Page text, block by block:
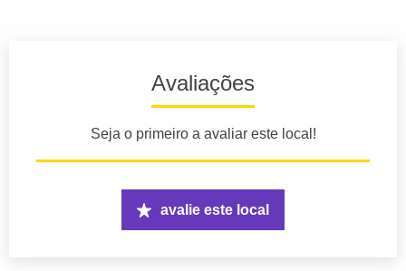
Avaliações
Seja o primeiro a avaliar este local!
avalie este local